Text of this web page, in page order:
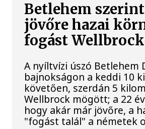
Betlehem
jövőre hazai
fogást
A nyíltvízi úszó Betlehem
bajnokságon a keddi 10
követően, szerdán 5
Wellbrock mögött; a 22
hogy akár már jövőre, a
"fogást talál" a németek